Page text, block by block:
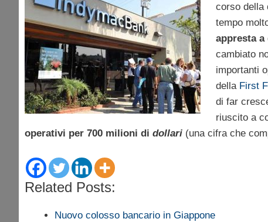
corso della
tempo
appresta
cambiato
importanti
della First
di far
riuscito a
operativi per 700 milioni di dollari (una cifra che
Related Posts:
Nuovo colosso bancario in Giappone